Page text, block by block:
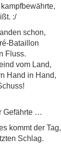
:/
schon,
Bataillon
Fluss.
vom Land,
Hand in Hand,
Gefährte …
kommt der Tag,
Schlag.